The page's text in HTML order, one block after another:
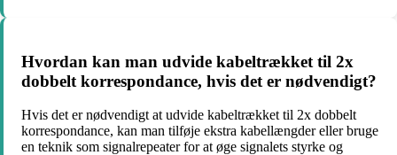
Hvordan kan man udvide kabeltrækket til 2x
dobbelt korrespondance, hvis det er nødvendigt?
Hvis det er nødvendigt at udvide kabeltrækket til 2x dobbelt
korrespondance, kan man tilføje ekstra kabellængder eller bruge
en teknik som signalrepeater for at øge signalets styrke og